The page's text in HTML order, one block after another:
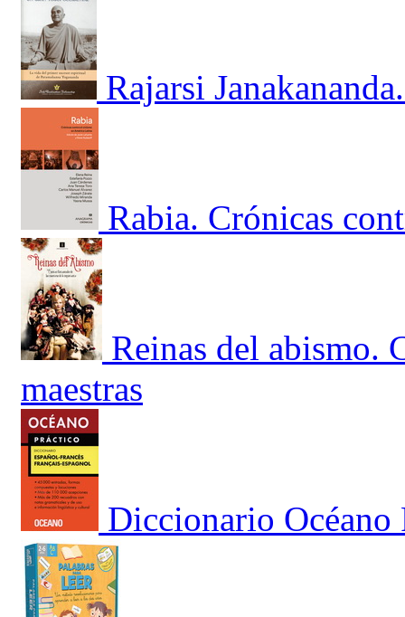
Rajarsi
Rabia. Crónicas
Reinas del abismo.
maestras
Diccionario Océano